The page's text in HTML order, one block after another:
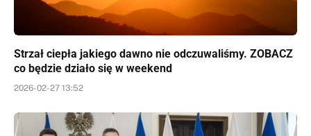
Strzał ciepła jakiego dawno nie odczuwaliśmy. ZOBACZ
co będzie działo się w weekend
2026-02-27 13:52